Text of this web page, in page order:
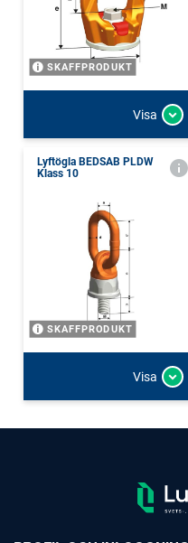
SKAFFPRODUKT
Visa
Lyftögla BEDSAB PLDW
Klass 10
SKAFFPRODUKT
Visa